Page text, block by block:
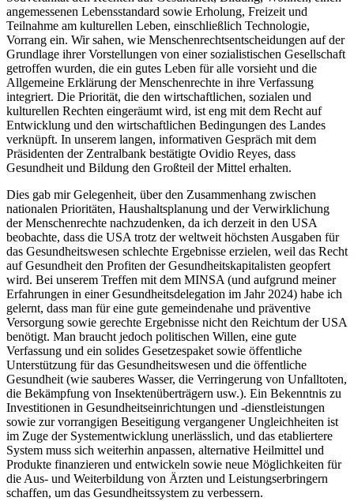
angemessenen Lebensstandard sowie Erholung, Freizeit und
Teilnahme am kulturellen Leben, einschließlich Technologie,
Vorrang ein. Wir sahen, wie Menschenrechtsentscheidungen auf der
Grundlage ihrer Vorstellungen von einer sozialistischen Gesellschaft
getroffen wurden, die ein gutes Leben für alle vorsieht und die
Allgemeine Erklärung der Menschenrechte in ihre Verfassung
integriert. Die Priorität, die den wirtschaftlichen, sozialen und
kulturellen Rechten eingeräumt wird, ist eng mit dem Recht auf
Entwicklung und den wirtschaftlichen Bedingungen des Landes
verknüpft. In unserem langen, informativen Gespräch mit dem
Präsidenten der Zentralbank bestätigte Ovidio Reyes, dass
Gesundheit und Bildung den Großteil der Mittel erhalten.
Dies gab mir Gelegenheit, über den Zusammenhang zwischen
nationalen Prioritäten, Haushaltsplanung und der Verwirklichung
der Menschenrechte nachzudenken, da ich derzeit in den USA
beobachte, dass die USA trotz der weltweit höchsten Ausgaben für
das Gesundheitswesen schlechte Ergebnisse erzielen, weil das Recht
auf Gesundheit den Profiten der Gesundheitskapitalisten geopfert
wird. Bei unserem Treffen mit dem MINSA (und aufgrund meiner
Erfahrungen in einer Gesundheitsdelegation im Jahr 2024) habe ich
gelernt, dass man für eine gute gemeindenahe und präventive
Versorgung sowie gerechte Ergebnisse nicht den Reichtum der USA
benötigt. Man braucht jedoch politischen Willen, eine gute
Verfassung und ein solides Gesetzespaket sowie öffentliche
Unterstützung für das Gesundheitswesen und die öffentliche
Gesundheit (wie sauberes Wasser, die Verringerung von Unfalltoten,
die Bekämpfung von Insektenüberträgern usw.). Ein Bekenntnis zu
Investitionen in Gesundheitseinrichtungen und -dienstleistungen
sowie zur vorrangigen Beseitigung vergangener Ungleichheiten ist
im Zuge der Systementwicklung unerlässlich, und das etabliertere
System muss sich weiterhin anpassen, alternative Heilmittel und
Produkte finanzieren und entwickeln sowie neue Möglichkeiten für
die Aus- und Weiterbildung von Ärzten und Leistungserbringern
schaffen, um das Gesundheitssystem zu verbessern.